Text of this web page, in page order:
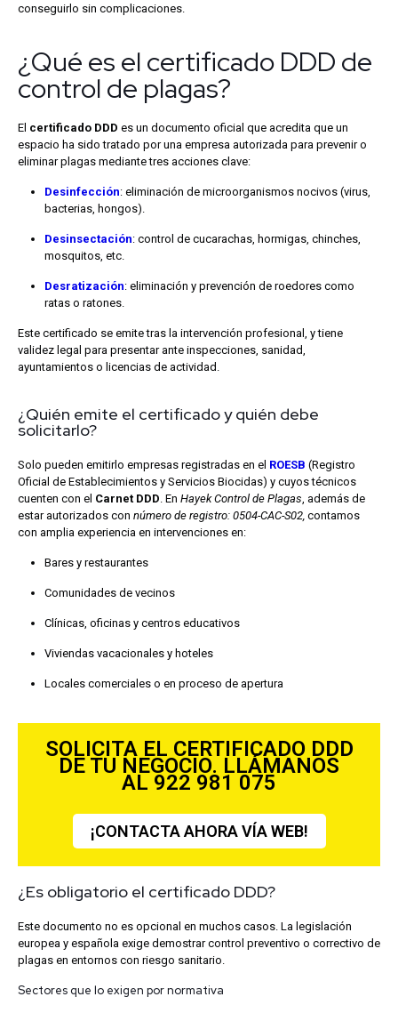
conseguirlo sin complicaciones.
¿Qué es el certificado DDD de
control de plagas?
El certificado DDD es un documento oficial que acredita que un
espacio ha sido tratado por una empresa autorizada para prevenir o
eliminar plagas mediante tres acciones clave:
Desinfección: eliminación de microorganismos nocivos (virus,
bacterias, hongos).
Desinsectación: control de cucarachas, hormigas, chinches,
mosquitos, etc.
Desratización: eliminación y prevención de roedores como
ratas o ratones.
Este certificado se emite tras la intervención profesional, y tiene
validez legal para presentar ante inspecciones, sanidad,
ayuntamientos o licencias de actividad.
¿Quién emite el certificado y quién debe
solicitarlo?
Solo pueden emitirlo empresas registradas en el ROESB (Registro
Oficial de Establecimientos y Servicios Biocidas) y cuyos técnicos
cuenten con el Carnet DDD. En Hayek Control de Plagas, además de
estar autorizados con número de registro: 0504-CAC-S02, contamos
con amplia experiencia en intervenciones en:
Bares y restaurantes
Comunidades de vecinos
Clínicas, oficinas y centros educativos
Viviendas vacacionales y hoteles
Locales comerciales o en proceso de apertura
SOLICITA EL CERTIFICADO DDD
DE TU NEGOCIO. LLÁMANOS
AL 922 981 075
¡CONTACTA AHORA VÍA WEB!
¿Es obligatorio el certificado DDD?
Este documento no es opcional en muchos casos. La legislación
europea y española exige demostrar control preventivo o correctivo de
plagas en entornos con riesgo sanitario.
Sectores que lo exigen por normativa